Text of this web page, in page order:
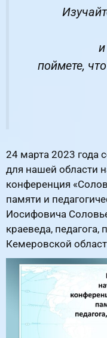
поймете,
24 марта 2023 года
для нашей области
конференция
памяти и
Иосифовича
краеведа, педагога,
Кемеровской